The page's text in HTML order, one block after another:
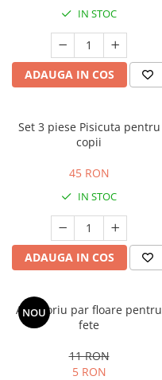
IN STOC
ADAUGA IN COS
Set 3 piese Pisicuta pentru
copii
45 RON
IN STOC
ADAUGA IN COS
NOU
Accesoriu par floare pentru
fete
11 RON
5 RON